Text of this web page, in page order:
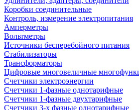
Коробки соединительные
Контроль, измерение электропитания
Амперметры
Вольтметры
Источники бесперебойного питания
Стабилизаторы
Трансформаторы
Цифровые многовеличные
Счетчики электроэнергии
Счетчики 1-фазные однотарифные
Счетчики 1-фазные двухтарифные
Счетчики 3-х фазные однотарифные